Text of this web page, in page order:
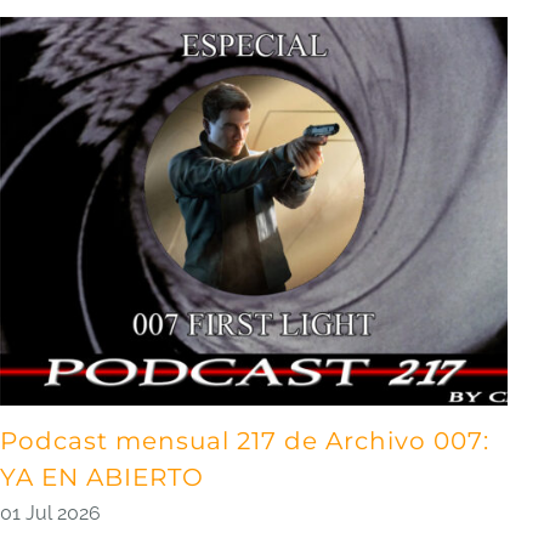
Podcast mensual 217 de Archivo 007:
YA EN ABIERTO
01 Jul 2026